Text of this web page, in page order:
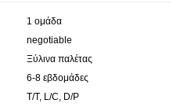
1 ομάδα
negotiable
Ξύλινα παλέτας
6-8 εβδομάδες
T/T, L/C, D/P